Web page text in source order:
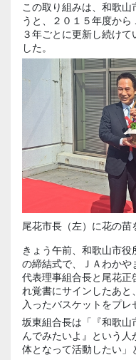
この取り組みは、和歌
うと、２０１５年度から
３年ごとに更新し続け
した。
尾花市長（左）に花の苗
きょう午前、和歌山市
の締結式で、ＪＡわかや
代表理事組合長と 尾花正
れ覚書にサインしたあ
入ったバスケットをプレ
坂東組合長は「『和歌山
んでみたいよ』という
体となって活動したい」